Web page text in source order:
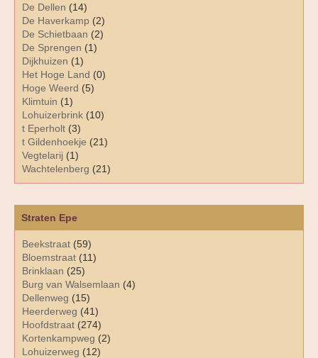
Straten Epe
Beekstraat (59)
Bloemstraat (11)
Brinklaan (25)
Burg van Walsemlaan (4)
Dellenweg (15)
Heerderweg (41)
Hoofdstraat (274)
Kortenkampweg (2)
Lohuizerweg (12)
De Dellen (14)
De Haverkamp (2)
De Schietbaan (2)
De Sprengen (1)
Dijkhuizen (1)
Het Hoge Land (0)
Hoge Weerd (5)
Klimtuin (1)
Lohuizerbrink (10)
t Eperholt (3)
t Gildenhoekje (21)
Vegtelarij (1)
Wachtelenberg (21)